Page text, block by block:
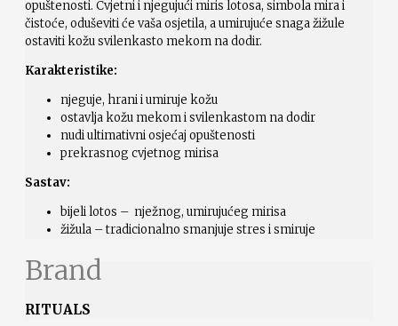
opuštenosti. Cvjetni i njegujući miris lotosa, simbola mira i
čistoće, oduševiti će vaša osjetila, a umirujuće snaga žižule
ostaviti kožu svilenkasto mekom na dodir.
Karakteristike:
njeguje, hrani i umiruje kožu
ostavlja kožu mekom i svilenkastom na dodir
nudi ultimativni osjećaj opuštenosti
prekrasnog cvjetnog mirisa
Sastav:
bijeli lotos – nježnog, umirujućeg mirisa
žižula – tradicionalno smanjuje stres i smiruje
Brand
RITUALS